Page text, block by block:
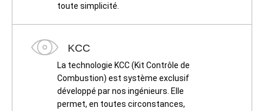
toute simplicité.
KCC
La technologie KCC (Kit Contrôle de
Combustion) est système exclusif
développé par nos ingénieurs. Elle
permet, en toutes circonstances,